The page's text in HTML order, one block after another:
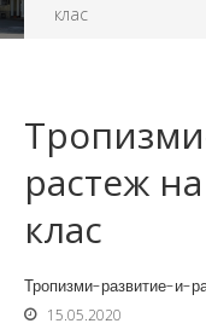
клас
растеж
клас
Тропизми-развитие-и-
15.05.2020